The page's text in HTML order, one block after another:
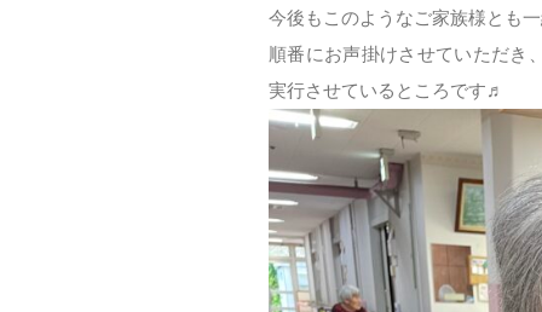
今後もこのようなご家族様とも
順番にお声掛けさせていただき
実行させているところです♬